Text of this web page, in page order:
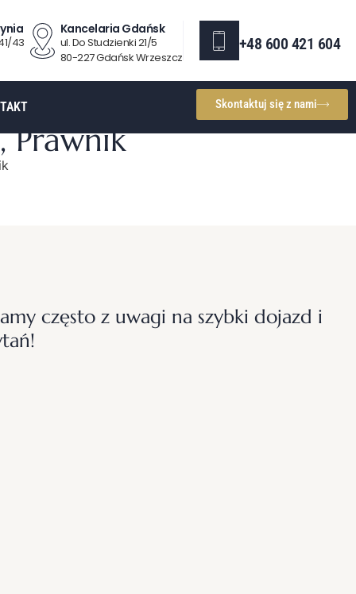
43
Kancelaria Gdańsk
ul. Do Studzienki 21/5
80-227 Gdańsk Wrzeszcz
+48 600 421 604
Skontaktuj się z nami
Prawnik
często z uwagi na szybki dojazd i